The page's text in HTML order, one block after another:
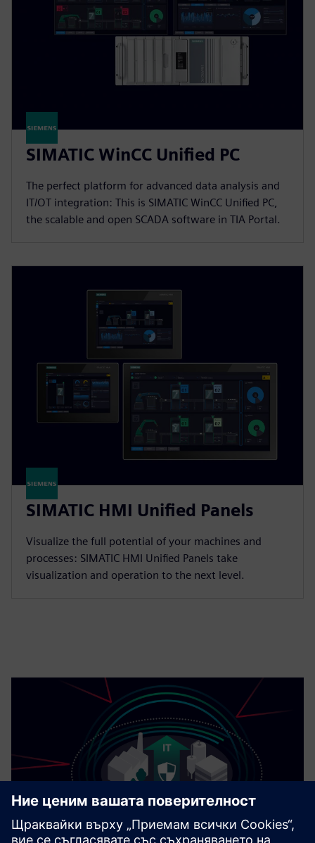
SIMATIC WinCC Unified PC
The perfect platform for advanced data analysis and
IT/OT integration: This is SIMATIC WinCC Unified PC,
the scalable and open SCADA software in TIA Portal.
SIMATIC HMI Unified Panels
Visualize the full potential of your machines and
processes: SIMATIC HMI Unified Panels take
visualization and operation to the next level.